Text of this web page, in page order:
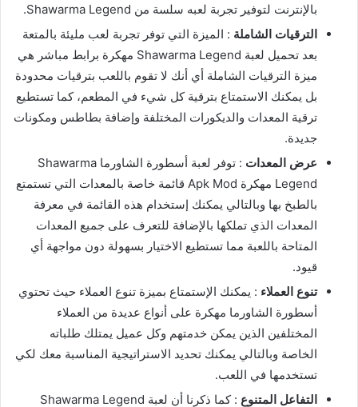
بالإنترنت لتوفير تجربة لعبه سلسة من Shawarma Legend.
الترقيات الشاملة : الميزة التي توفر تجربة لعب مليئة بالمتعة
بعد تحميل لعبة Shawarma Legend مهكرة برابط مباشر هي
ميزة الترقيات الشاملة أي أنك لا تقوم باللعب بترقيات محدودة
بل يمكنك الاستمتاع بترقية كل شيء في المطعم، كما تستطيع
ترقية المعدات والديكورات المختلفة وإضافة بطاطس ومكونات
جديدة.
عرض المعدات
: توفر لعبة أسطورة الشاورما Shawarma
Legend مهكرة Apk Mod قائمة خاصة بالمعدات التي تستمتع
بالطبخ بها وبالتالي يمكنك إستخدام هذه القائمة في معرفة
المعدات الذي تملكها بالإضافة للتعرف على جميع المعدات
المتاحة باللعبة مما تستطيع الاختيار بسهولة دون مواجهة أي
قيود.
تنوع العملاء : يمكنك الإستمتاع بميزة تنوع العملاء حيث تحتوي
أسطورة الشاورما مهكرة على أنواع عديدة من العملاء
المختلفين الذين يمكن خدمتهم وكل عميل يمتلك طلباته
الخاصة وبالتالي يمكنك تحديد الاستراتيجية المناسبة معك لكي
تستخدمها في اللعب.
التفاعل المتنوع
: كما ذكرنا أن لعبة Shawarma Legend